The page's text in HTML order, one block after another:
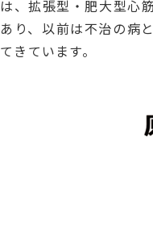
は、拡張型・肥大型心
あり、以前は不治の病
てきています。